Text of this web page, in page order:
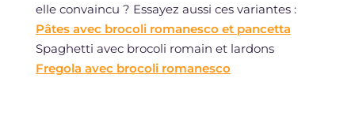
elle convaincu ? Essayez aussi ces variantes :
Pâtes avec brocoli romanesco et pancetta
Spaghetti avec brocoli romain et lardons
Fregola avec brocoli romanesco